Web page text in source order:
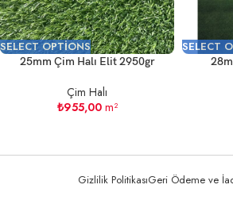
SELECT OPTIONS
25mm Çim Halı Elit 2950gr
Çim Halı
₺955,00m²
SELECT
Gizlilik PolitikasıGeri Ödeme ve